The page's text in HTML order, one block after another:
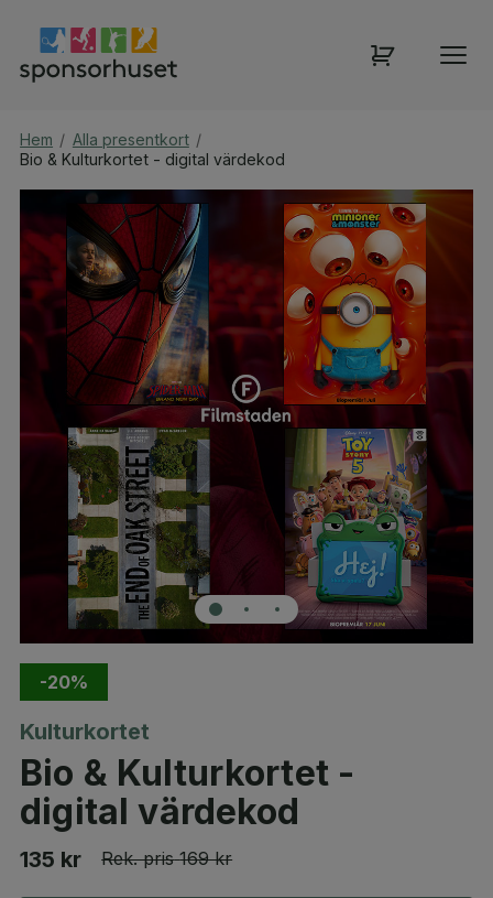
Hem / Alla presentkort /
Bio & Kulturkortet - digital värdekod
-20%
Kulturkortet
Bio & Kulturkortet -
digital värdekod
135 kr Rek. pris 169 kr